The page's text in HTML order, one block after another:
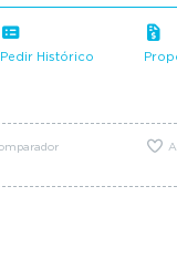
Pedir Histórico